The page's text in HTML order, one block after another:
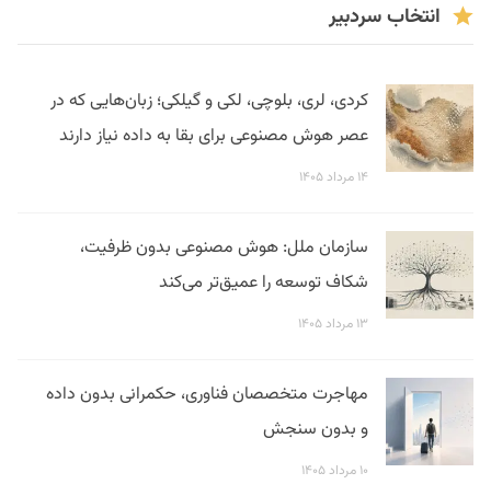
انتخاب سردبیر
کردی، لری، بلوچی، لکی و گیلکی؛ زبان‌هایی که در
عصر هوش مصنوعی برای بقا به داده نیاز دارند
۱۴ مرداد ۱۴۰۵
سازمان ملل: هوش مصنوعی بدون ظرفیت،
شکاف توسعه را عمیق‌تر می‌کند
۱۳ مرداد ۱۴۰۵
مهاجرت متخصصان فناوری، حکمرانی بدون داده
و بدون سنجش
۱۰ مرداد ۱۴۰۵